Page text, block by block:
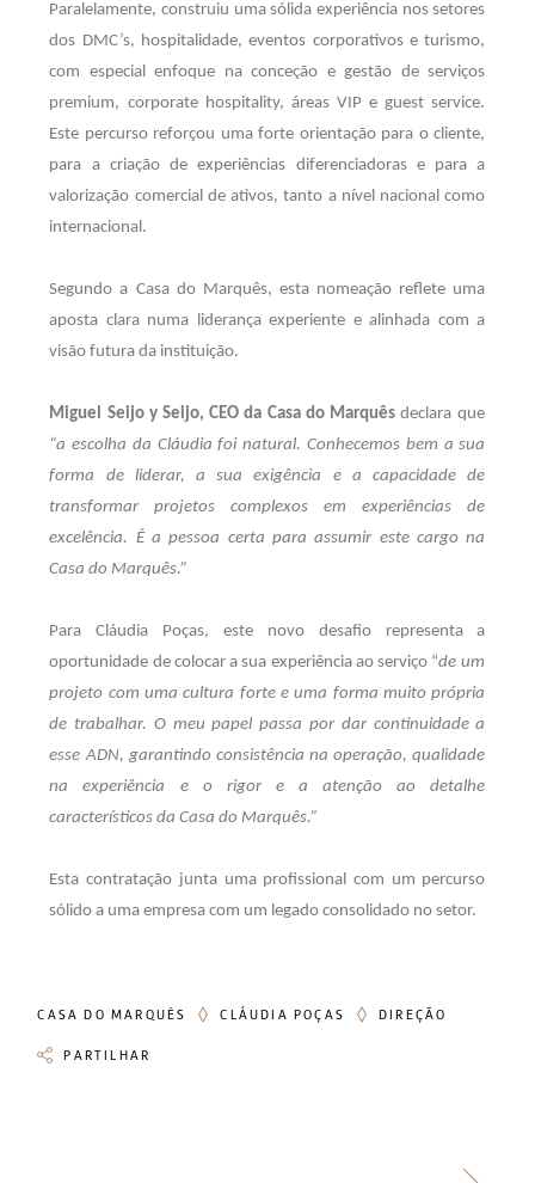
Paralelamente, construiu uma sólida experiência nos setores
dos DMC’s, hospitalidade, eventos corporativos e turismo,
com especial enfoque na conceção e gestão de serviços
premium, corporate hospitality, áreas VIP e guest service.
Este percurso reforçou uma forte orientação para o cliente,
para a criação de experiências diferenciadoras e para a
valorização comercial de ativos, tanto a nível nacional como
internacional.
Segundo a Casa do Marquês, esta nomeação reflete uma
aposta clara numa liderança experiente e alinhada com a
visão futura da instituição.
Miguel Seijo y Seijo, CEO da Casa do Marquêsdeclara que
“a escolha da Cláudia foi natural. Conhecemos bem a sua
forma de liderar, a sua exigência e a capacidade de
transformar projetos complexos em experiências de
excelência. É a pessoa certa para assumir este cargo na
Casa do Marquês.”
Para Cláudia Poças, este novo desafio representa a
oportunidade de colocar a sua experiência ao serviço “de um
projeto com uma cultura forte e uma forma muito própria
de trabalhar. O meu papel passa por dar continuidade a
esse ADN, garantindo consistência na operação, qualidade
na experiência e o rigor e a atenção ao detalhe
característicos da Casa do Marquês.”
Esta contratação junta uma profissional com um percurso
sólido a uma empresa com um legado consolidado no setor.
CASA DO MARQUÊS CLÁUDIA POÇAS DIREÇÃO
PARTILHAR